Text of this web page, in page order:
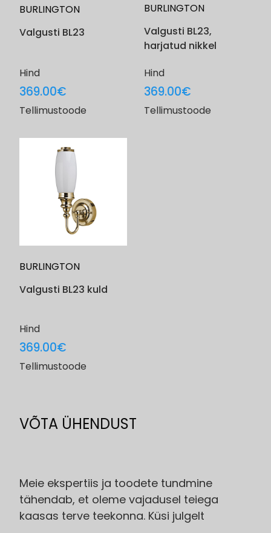
BURLINGTON
Valgusti BL23
Hind
369.00€
Tellimustoode
BURLINGTON
Valgusti BL23,
harjatud nikkel
Hind
369.00€
Tellimustoode
BURLINGTON
Valgusti BL23 kuld
Hind
369.00€
Tellimustoode
VÕTA ÜHENDUST
Meie ekspertiis ja toodete tundmine
tähendab, et oleme vajadusel teiega
kaasas terve teekonna. Küsi julgelt